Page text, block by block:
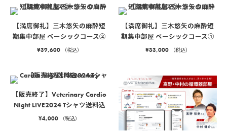
【満席御礼】三木悠矢の麻酔短
期集中部屋 ベーシックコース②
¥39,600 （税込）
【満席御礼】三木悠矢の麻酔短
期集中部屋 ベーシックコース①
¥33,000 （税込）
【販売終了】Veterinary Cardio
Night LIVE2024 Tシャツ送料込
¥4,000 （税込）